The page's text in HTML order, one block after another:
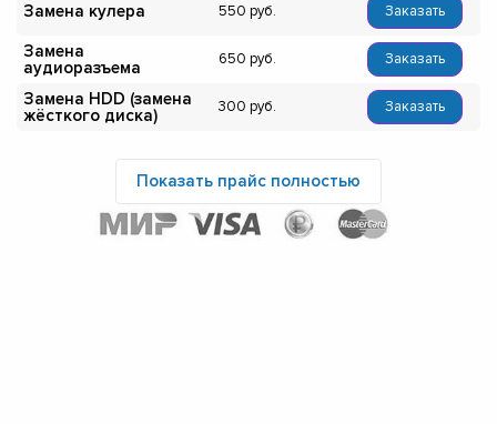
Замена кулера 550 Заказать
Замена
аудиоразъема
650 Заказать
Замена HDD (замена
жёсткого диска)
300 Заказать
Показать прайс полностью